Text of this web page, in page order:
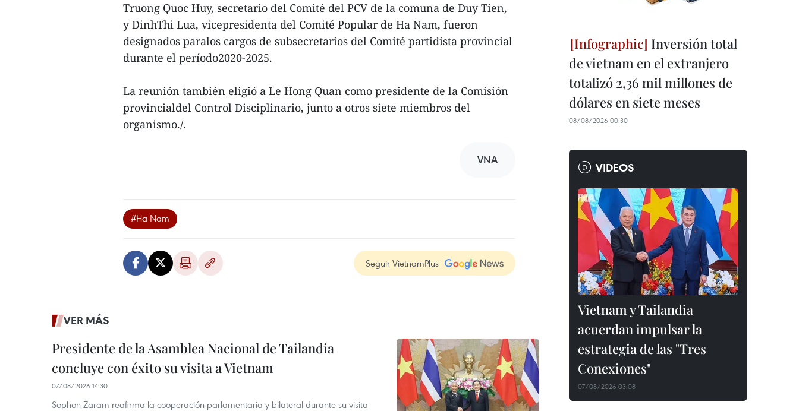
Truong Quoc Huy, secretario del Comité del PCV de la comuna de Duy Tien,
y DinhThi Lua, vicepresidenta del Comité Popular de Ha Nam, fueron
designados paralos cargos de subsecretarios del Comité partidista provincial
durante el período2020-2025.
La reunión también eligió a Le Hong Quan como presidente de la Comisión
provincialdel Control Disciplinario, junto a otros siete miembros del
organismo./.
VNA
#Ha Nam
Seguir VietnamPlus
VER MÁS
Presidente de la Asamblea Nacional de Tailandia
concluye con éxito su visita a Vietnam
07/08/2026 14:30
Sophon Zaram reafirma la cooperación parlamentaria y bilateral durante su visita
Inversión total
de vietnam en el extranjero
totalizó 2,36 mil millones de
dólares en siete meses
08/08/2026 00:30
VIDEOS
Vietnam y Tailandia
acuerdan impulsar la
estrategia de las "Tres
Conexiones"
07/08/2026 03:08